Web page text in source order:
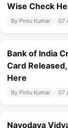
Wise Check
By Pintu Kumar 07
Bank of India
Card
Here
By Pintu Kumar 07
Navodaya